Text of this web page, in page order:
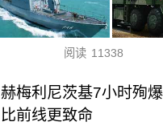
阅读 11338
赫梅利尼茨基7小时殉
比前线更致命